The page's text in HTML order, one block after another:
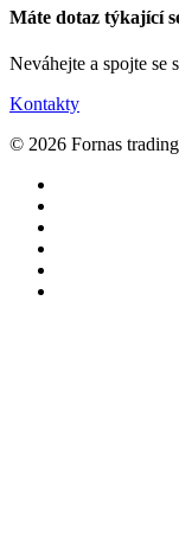
Máte dotaz týkající
Neváhejte a spojte se
Kontakty
© 2026 Fornas